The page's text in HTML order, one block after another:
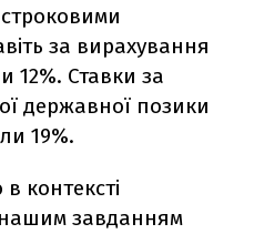
за вирахування
12%. Ставки за
державної позики
19%.
контексті
нашим завданням